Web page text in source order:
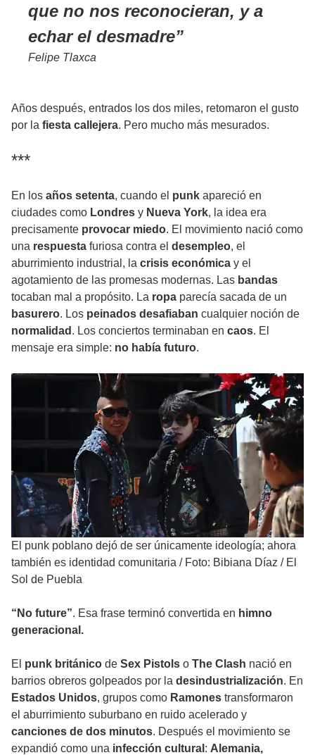
que no nos reconocieran, y a
echar el desmadre
Felipe Tlaxca
Años después, entrados los dos miles, retomaron el gusto
por la fiesta callejera. Pero mucho más mesurados.
***
En los años setenta, cuando el punk apareció en
ciudades como Londres y Nueva York, la idea era
precisamente provocar miedo. El movimiento nació como
una respuesta furiosa contra el desempleo, el
aburrimiento industrial, la crisis económica y el
agotamiento de las promesas modernas. Las bandas
tocaban mal a propósito. La ropa parecía sacada de un
basurero. Los peinados desafiaban cualquier noción de
normalidad . Los conciertos terminaban en caos. El
mensaje era simple: no había futuro.
El punk poblano dejó de ser únicamente ideología; ahora
también es identidad comunitaria / Foto: Bibiana Díaz / El
Sol de Puebla
“No future”. Esa frase terminó convertida en himno
generacional.
El punk británico de Sex Pistols o The Clash nació en
barrios obreros golpeados por la desindustrialización. En
Estados Unidos, grupos como Ramones transformaron
el aburrimiento suburbano en ruido acelerado y
canciones de dos minutos. Después el movimiento se
expandió como una infección cultural : Alemania,